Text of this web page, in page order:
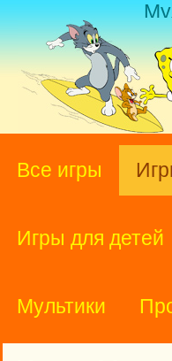
Все игры
Игры для детей
Мультики